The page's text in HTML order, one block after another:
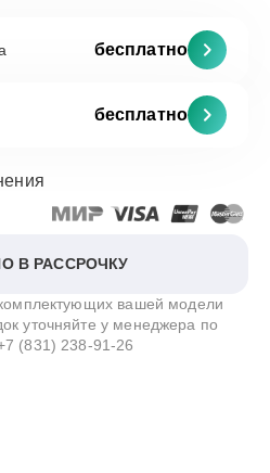
бесплатно
бесплатно
В РАССРОЧКУ
вашей модели
уточняйте у менеджера по
(831) 238-91-26